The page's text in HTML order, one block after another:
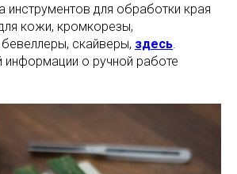
инструментов для обработки края
кожи, кромкорезы,
скайверы, здесь
о ручной работе